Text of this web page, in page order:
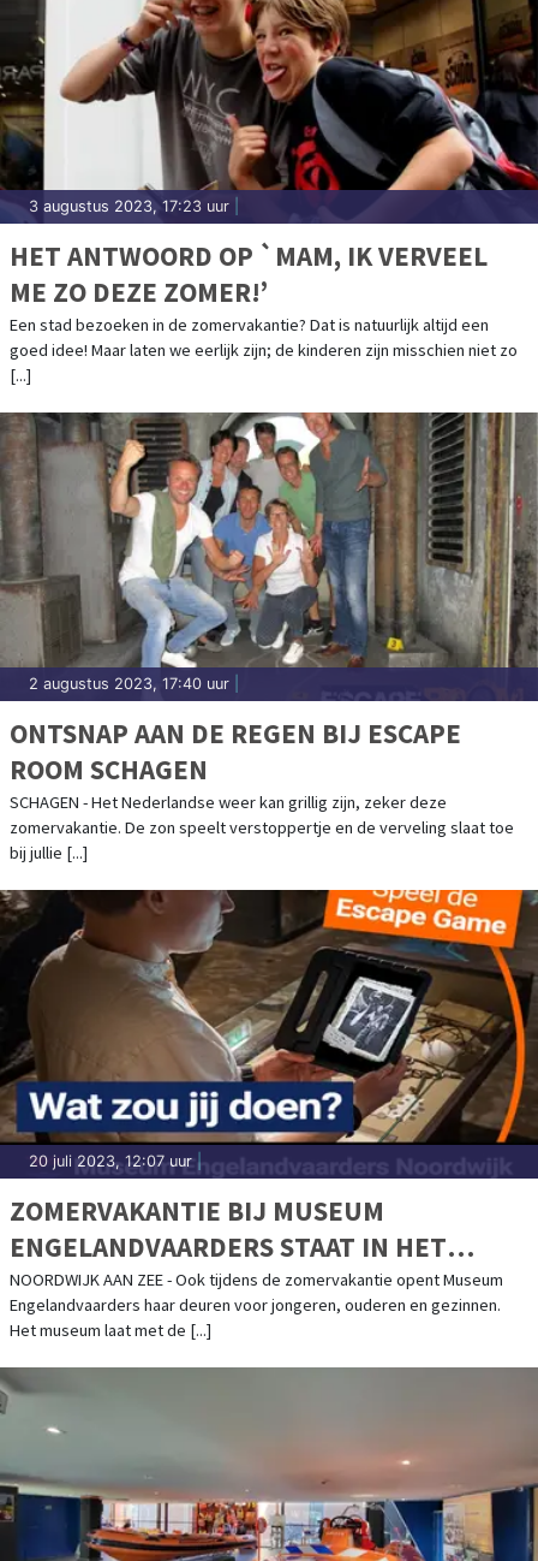
3 augustus 2023, 17:23 uur
HET ANTWOORD OP `MAM, IK VERVEEL
ME ZO DEZE ZOMER!’
Een stad bezoeken in de zomervakantie? Dat is natuurlijk altijd een
goed idee! Maar laten we eerlijk zijn; de kinderen zijn misschien niet zo
[...]
2 augustus 2023, 17:40 uur
ONTSNAP AAN DE REGEN BIJ ESCAPE
ROOM SCHAGEN
SCHAGEN - Het Nederlandse weer kan grillig zijn, zeker deze
zomervakantie. De zon speelt verstoppertje en de verveling slaat toe
bij jullie [...]
20 juli 2023, 12:07 uur|
ZOMERVAKANTIE BIJ MUSEUM
ENGELANDVAARDERS STAAT IN HET
TEKEN VAN DE VRAAG: ‘WAT ZOU JIJ
DOEN?’
NOORDWIJK AAN ZEE - Ook tijdens de zomervakantie opent Museum
Engelandvaarders haar deuren voor jongeren, ouderen en gezinnen.
Het museum laat met de [...]